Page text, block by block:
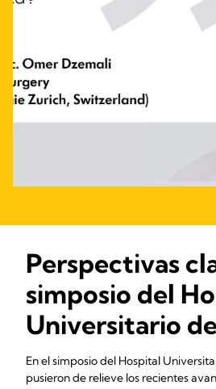
Perspectivas
simposio del
Universitario
En el simposio del Hospital
pusieron de relieve los recientes